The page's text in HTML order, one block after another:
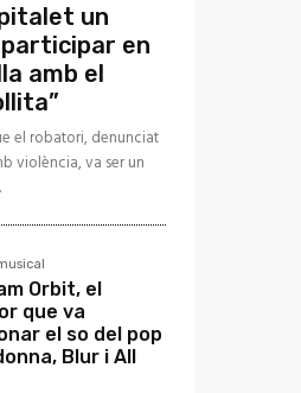
un
en
amb el
el robatori, denunciat
violència, va ser un
Orbit, el
que va
el so del pop
Blur i All